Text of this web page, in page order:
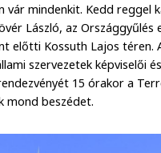
vár mindenkit. Kedd reggel
László, az Országgyűlés
előtti Kossuth Lajos téren.
szervezetek képviselői
15 órakor a
mond beszédet.